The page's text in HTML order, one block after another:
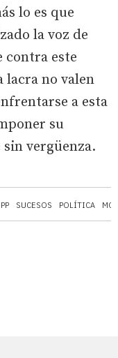
PP SUCESOS POLÍTICA
lo es que
la voz de
este
lacra no valen
a esta
su
vergüenza.